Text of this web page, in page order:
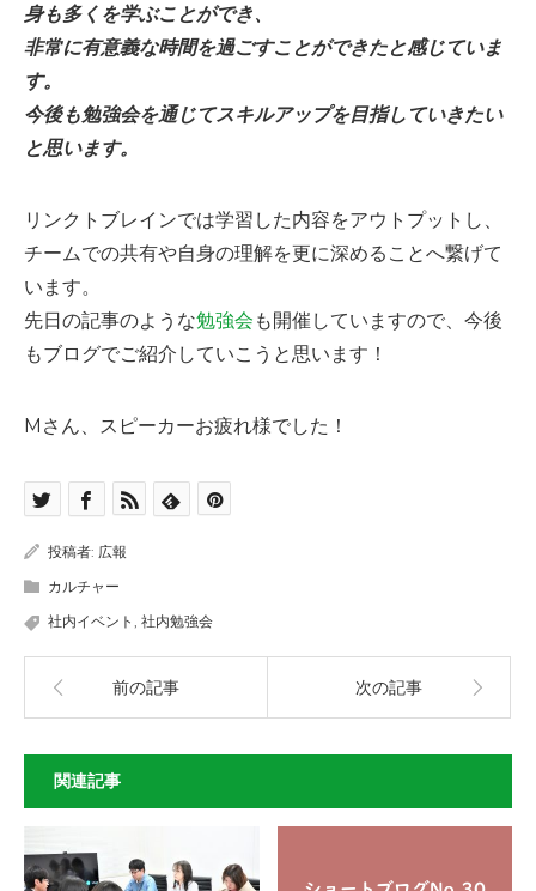
身も多くを学ぶことができ、
非常に有意義な時間を過ごすことができたと感じていま
す。
今後も勉強会を通じてスキルアップを目指していきたい
と思います。
リンクトブレインでは学習した内容をアウトプットし、
チームでの共有や自身の理解を更に深めることへ繋げて
います。
先日の記事のような勉強会 も開催していますので、今後
もブログでご紹介していこうと思います！
Mさん、スピーカーお疲れ様でした！
投稿者: 広報
カルチャー
社内イベント 社内勉強会
前の記事 次の記事
関連記事